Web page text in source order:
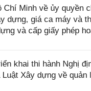
Chí Minh về ủy quyền
dựng, giá ca máy và
và cấp giấy phép
khai thi hành Nghị
Xây dựng về